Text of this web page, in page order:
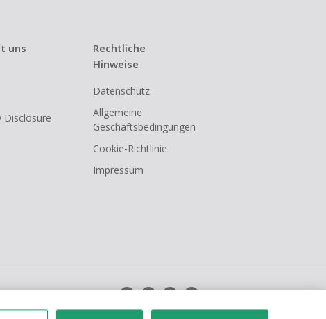
uns
Disclosure
Rechtliche
Hinweise
Datenschutz
Allgemeine
Geschäftsbedingungen
Cookie-Richtlinie
Impressum